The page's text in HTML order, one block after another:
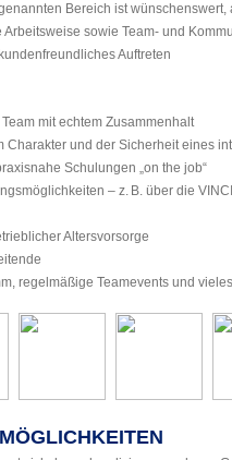
Bereich ist wünschenswert,
sowie Team- und
Auftreten
mit echtem Zusammenhalt
Charakter und der Sicherheit eines
Schulungen „on the job“
– z. B. über die
Altersvorsorge
regelmäßige Teamevents und